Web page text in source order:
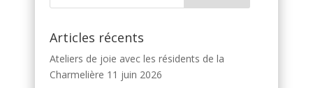
Articles récents
Ateliers de joie avec les résidents de la
Charmelière 11 juin 2026